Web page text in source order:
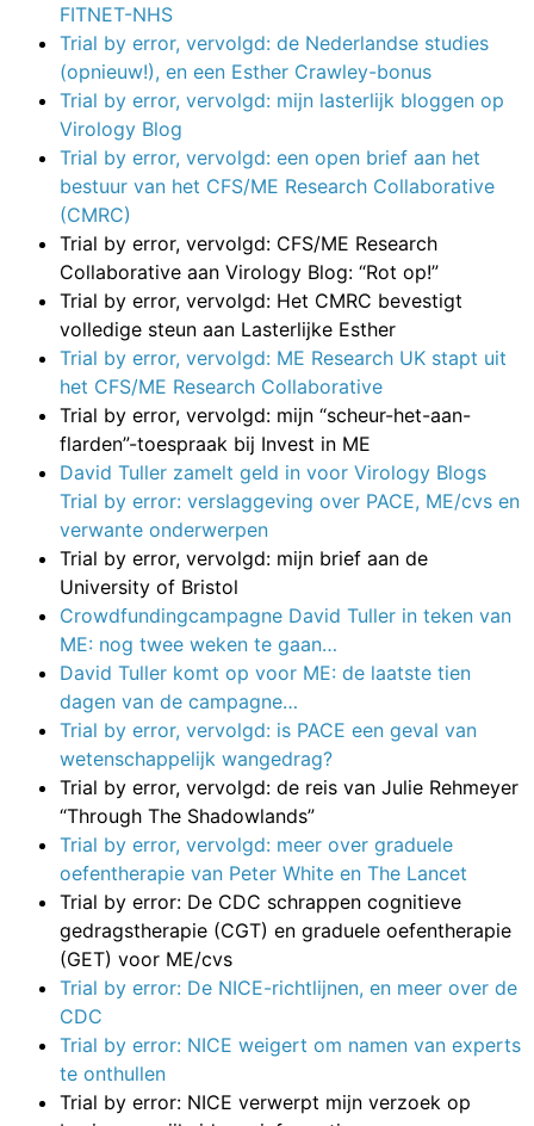
FITNET-NHS
Trial by error, vervolgd: de Nederlandse studies
(opnieuw!), en een Esther Crawley-bonus
Trial by error, vervolgd: mijn lasterlijk bloggen op
Virology Blog
Trial by error, vervolgd: een open brief aan het
bestuur van het CFS/ME Research Collaborative
(CMRC)
Trial by error, vervolgd: CFS/ME Research
Collaborative aan Virology Blog: “Rot op!”
Trial by error, vervolgd: Het CMRC bevestigt
volledige steun aan Lasterlijke Esther
Trial by error, vervolgd: ME Research UK stapt uit
het CFS/ME Research Collaborative
Trial by error, vervolgd: mijn “scheur-het-aan-
flarden”-toespraak bij Invest in ME
David Tuller zamelt geld in voor Virology Blogs
Trial by error: verslaggeving over PACE, ME/cvs en
verwante onderwerpen
Trial by error, vervolgd: mijn brief aan de
University of Bristol
Crowdfundingcampagne David Tuller in teken van
ME: nog twee weken te gaan…
David Tuller komt op voor ME: de laatste tien
dagen van de campagne…
Trial by error, vervolgd: is PACE een geval van
wetenschappelijk wangedrag?
Trial by error, vervolgd: de reis van Julie Rehmeyer
“Through The Shadowlands”
Trial by error, vervolgd: meer over graduele
oefentherapie van Peter White en The Lancet
Trial by error: De CDC schrappen cognitieve
gedragstherapie (CGT) en graduele oefentherapie
(GET) voor ME/cvs
Trial by error: De NICE-richtlijnen, en meer over de
CDC
Trial by error: NICE weigert om namen van experts
te onthullen
Trial by error: NICE verwerpt mijn verzoek op